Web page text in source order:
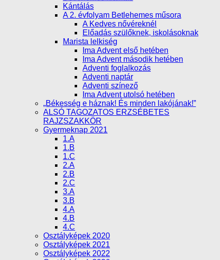
Kántálás
A 2. évfolyam Betlehemes műsora
A Kedves nővéreknél
Előadás szülőknek, iskolásoknak
Marista lelkiség
Ima Advent első hetében
Ima Advent második hetében
Adventi foglalkozás
Adventi naptár
Adventi színező
Ima Advent utolsó hetében
„Békesség e háznak! És minden lakójának!”
ALSÓ TAGOZATOS ERZSÉBETES
RAJZSZAKKÖR
Gyermeknap 2021
1.A
1.B
1.C
2.A
2.B
2.C
3.A
3.B
4.A
4.B
4.C
Osztályképek 2020
Osztályképek 2021
Osztályképek 2022